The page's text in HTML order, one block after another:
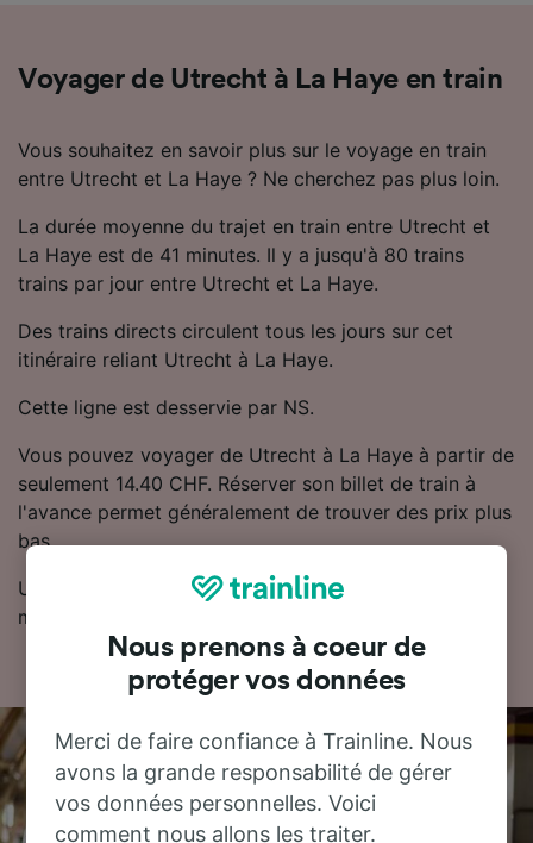
Voyager de Utrecht à La Haye en train
Vous souhaitez en savoir plus sur le voyage en train
entre Utrecht et La Haye ? Ne cherchez pas plus loin.
La durée moyenne du trajet en train entre Utrecht et
La Haye est de 41 minutes. Il y a jusqu'à 80 trains
trains par jour entre Utrecht et La Haye.
Des trains directs circulent tous les jours sur cet
itinéraire reliant Utrecht à La Haye.
Cette ligne est desservie par NS.
Vous pouvez voyager de Utrecht à La Haye à partir de
seulement 14.40 CHF. Réserver son billet de train à
l'avance permet généralement de trouver des prix plus
bas.
Utilisez notre planificateur de voyage pour obtenir les
meilleurs prix sur vos billets.
Nous prenons à coeur de
protéger vos données
Merci de faire confiance à Trainline. Nous
avons la grande responsabilité de gérer
vos données personnelles. Voici
comment nous allons les traiter.